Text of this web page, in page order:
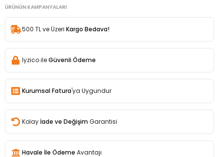
ÜRÜNÜN KAMPANYALARI
500 TL ve Üzeri Kargo Bedava!
İyzico ileGüvenli Ödeme
Kurumsal Fatura'ya Uygundur
Kolay İade ve Değişim Garantisi
Havale İle Ödeme Avantajı